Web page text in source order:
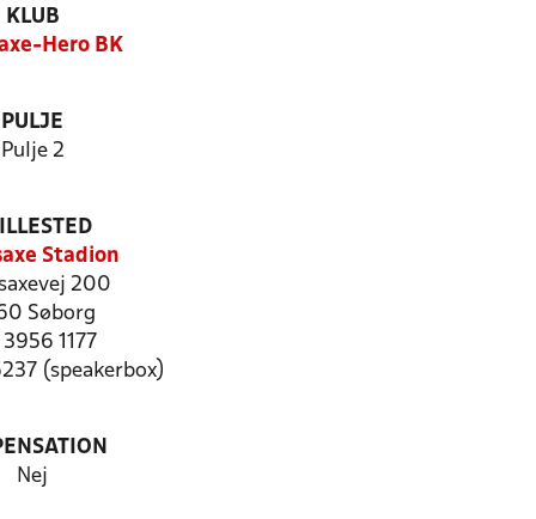
KLUB
Hero BK
PULJE
Pulje 2
Stadion
200
Søborg
3956 1177
(speakerbox)
Nej